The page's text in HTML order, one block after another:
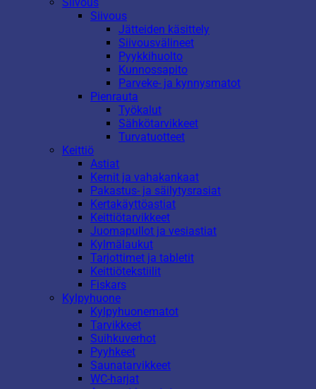
Siivous
Jätteiden käsittely
Siivousvälineet
Pyykkihuolto
Kunnossapito
Parveke- ja kynnysmatot
Pienrauta
Työkalut
Sähkötarvikkeet
Turvatuotteet
Keittiö
Astiat
Kernit ja vahakankaat
Pakastus- ja säilytysrasiat
Kertakäyttöastiat
Keittiötarvikkeet
Juomapullot ja vesiastiat
Kylmälaukut
Tarjottimet ja tabletit
Keittiötekstiilit
Fiskars
Kylpyhuone
Kylpyhuonematot
Tarvikkeet
Suihkuverhot
Pyyhkeet
Saunatarvikkeet
WC-harjat